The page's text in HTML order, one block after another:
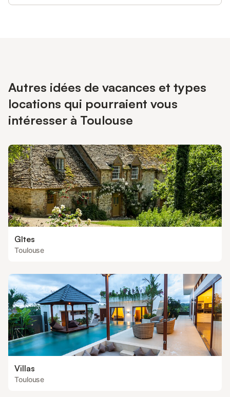
Autres idées de vacances et types
locations qui pourraient vous
intéresser à Toulouse
Gîtes
Toulouse
Villas
Toulouse